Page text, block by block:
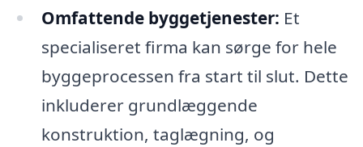
Omfattende byggetjenester: Et
specialiseret firma kan sørge for hele
byggeprocessen fra start til slut. Dette
inkluderer grundlæggende
konstruktion, taglægning, og